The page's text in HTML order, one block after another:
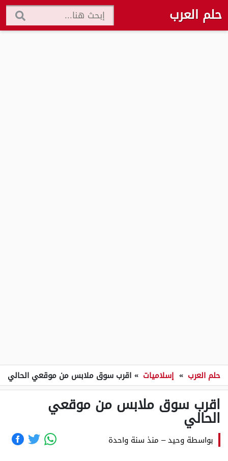
حلم العرب
حلم العرب » إسلاميات » اقرب سوق ملابس من موقعي الحالي
اقرب سوق ملابس من موقعي
الحالي
بواسطة وحيد– منذ سنة واحدة